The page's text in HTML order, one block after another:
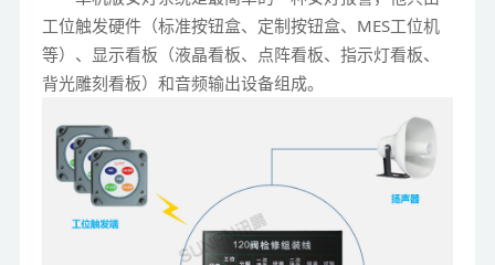
工位触发硬件（标准按钮盒、定制按钮盒、MES工位机
等）、显示看板（液晶看板、点阵看板、指示灯看板、
背光雕刻看板）和音频输出设备组成。